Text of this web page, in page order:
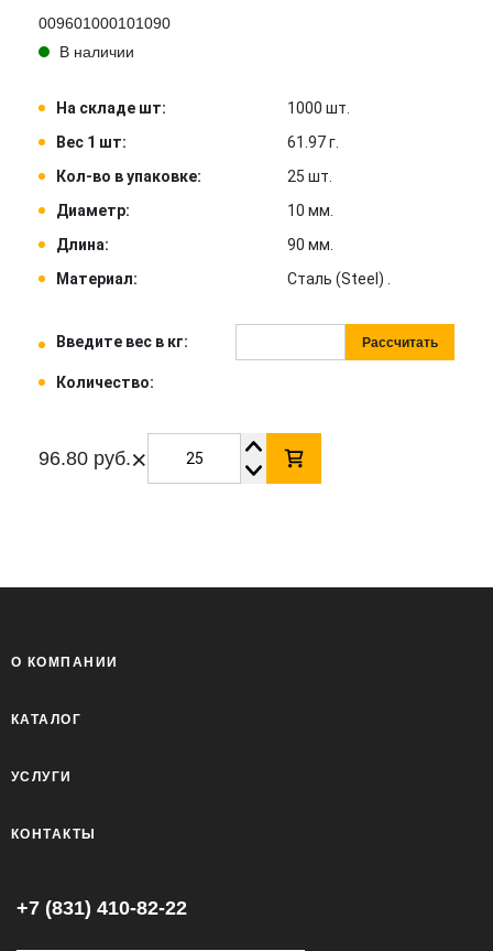
009601000101090
В наличии
На складе шт:
1000 шт.
Вес 1 шт:
61.97 г.
Кол-во в упаковке:
25 шт.
Диаметр:
10 мм.
Длина:
90 мм.
Материал:
Сталь (Steel) .
Введите вес в кг: Рассчитать
Количество:
96.80 руб.×
О КОМПАНИИ
КАТАЛОГ
УСЛУГИ
КОНТАКТЫ
+7 (831) 410-82-22